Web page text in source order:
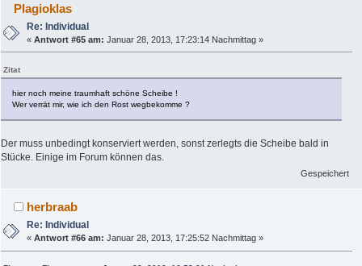
Plagioklas
Re: Individual
«Antwort #65 am: Januar 28, 2013, 17:23:14 Nachmittag »
Zitat
hier noch meine traumhaft schöne Scheibe !
Wer verrät mir, wie ich den Rost wegbekomme ?
Der muss unbedingt konserviert werden, sonst zerlegts die Scheibe bald in
Stücke. Einige im Forum können das.
Gespeichert
herbraab
Re: Individual
«Antwort #66 am: Januar 28, 2013, 17:25:52 Nachmittag »